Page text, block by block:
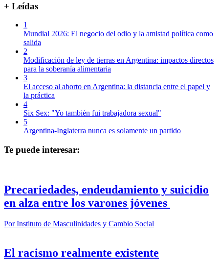
+ Leídas
1
Mundial 2026: El negocio del odio y la amistad política como
salida
2
Modificación de ley de tierras en Argentina: impactos directos
para la soberanía alimentaria
3
El acceso al aborto en Argentina: la distancia entre el papel y
la práctica
4
Six Sex: "Yo también fui trabajadora sexual"
5
Argentina-Inglaterra nunca es solamente un partido
Te puede interesar:
Precariedades, endeudamiento y suicidio
en alza entre los varones jóvenes
PorInstituto de Masculinidades y Cambio Social
El racismo realmente existente